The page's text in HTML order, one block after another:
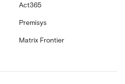
Act365
Premisys
Matrix Frontier